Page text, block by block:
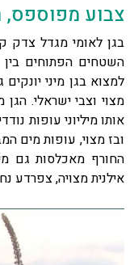
צבוע מפוספס,
בגן לאומי מגדל צדק
השטחים הפתוחים בין
למצוא בגן מיני
מצוי וצבי ישראלי.
אותו מיליוני עופות
ובז מצוי, עופות מים
החורף מאכלסות גם
אילנית מצויה, צפרדע